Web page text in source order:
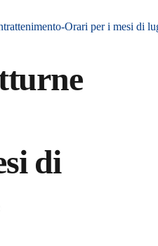
Orari per i mesi di
di